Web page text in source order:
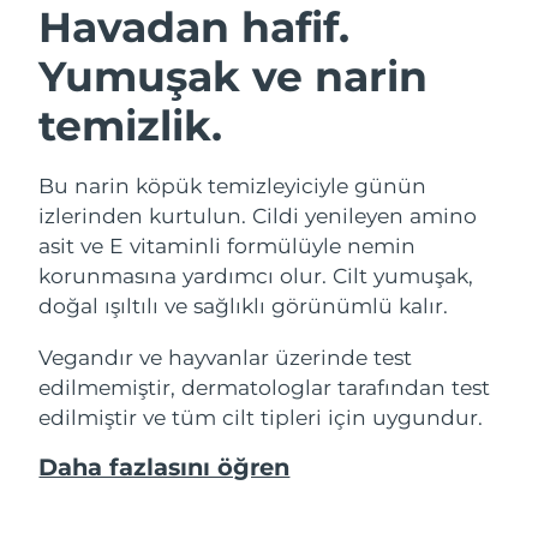
Havadan hafif.
Yumuşak ve narin
temizlik.
Bu narin köpük temizleyiciyle günün
izlerinden kurtulun. Cildi yenileyen amino
asit ve E vitaminli formülüyle nemin
korunmasına yardımcı olur. Cilt yumuşak,
doğal ışıltılı ve sağlıklı görünümlü kalır.
Vegandır ve hayvanlar üzerinde test
edilmemiştir, dermatologlar tarafından test
edilmiştir ve tüm cilt tipleri için uygundur.
Daha fazlasını öğren